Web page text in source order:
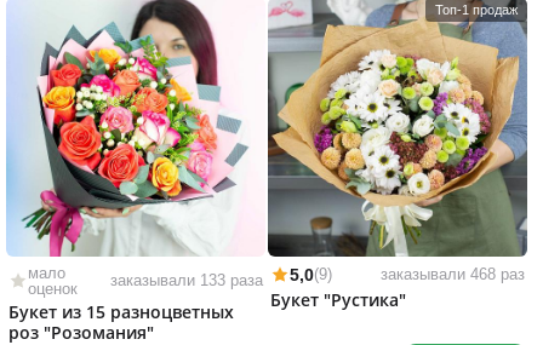
мало
оценок
заказывали 133 раза
Букет из 15 разноцветных
роз "Розомания"
Топ-1 продаж
5,0(9) заказывали 468 раз
Букет "Рустика"